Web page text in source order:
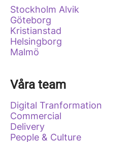
Stockholm Alvik
Göteborg
Kristianstad
Helsingborg
Malmö
Våra team
Digital Tranformation
Commercial
Delivery
People & Culture